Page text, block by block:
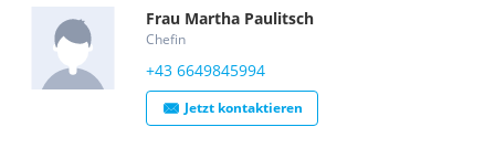
Frau Martha Paulitsch
Chefin
+43 6649845994
Jetzt kontaktieren